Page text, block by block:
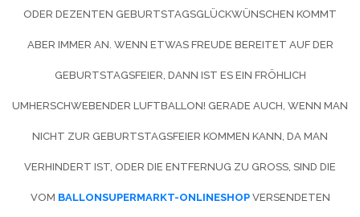
ODER DEZENTEN GEBURTSTAGSGLÜCKWÜNSCHEN KOMMT
ABER IMMER AN. WENN ETWAS FREUDE BEREITET AUF DER
GEBURTSTAGSFEIER, DANN IST ES EIN FRÖHLICH
UMHERSCHWEBENDER LUFTBALLON! GERADE AUCH, WENN MAN
NICHT ZUR GEBURTSTAGSFEIER KOMMEN KANN, DA MAN
VERHINDERT IST, ODER DIE ENTFERNUG ZU GROSS, SIND DIE V
OM BALLONSUPERMARKT-ONLINESHOPVERSENDETEN